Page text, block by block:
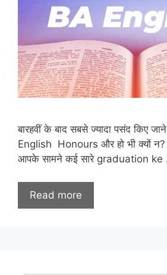
बारहवीं के बाद सबसे ज्यादा पसंद किए
English Honours और हो भी क्यों न?
आपके सामने कई सारे graduation ke
Read more